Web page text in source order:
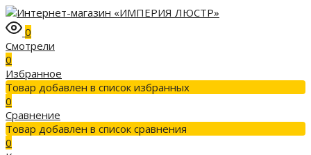
0
Смотрели
0
Избранное
Товар добавлен в список избранных
0
Сравнение
Товар добавлен в список сравнения
0